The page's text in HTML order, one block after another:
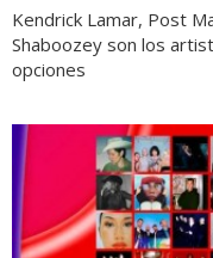
Kendrick Lamar, Post
Shaboozey son los
opciones